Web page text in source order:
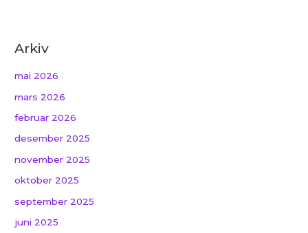
Arkiv
mai 2026
mars 2026
februar 2026
desember 2025
november 2025
oktober 2025
september 2025
juni 2025